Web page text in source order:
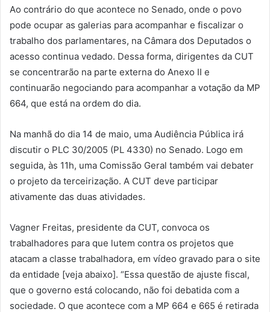
Ao contrário do que acontece no Senado, onde o povo
pode ocupar as galerias para acompanhar e fiscalizar o
trabalho dos parlamentares, na Câmara dos Deputados o
acesso continua vedado. Dessa forma, dirigentes da CUT
se concentrarão na parte externa do Anexo II e
continuarão negociando para acompanhar a votação da MP
664, que está na ordem do dia.
Na manhã do dia 14 de maio, uma Audiência Pública irá
discutir o PLC 30/2005 (PL 4330) no Senado. Logo em
seguida, às 11h, uma Comissão Geral também vai debater
o projeto da terceirização. A CUT deve participar
ativamente das duas atividades.
Vagner Freitas, presidente da CUT, convoca os
trabalhadores para que lutem contra os projetos que
atacam a classe trabalhadora, em vídeo gravado para o site
da entidade [veja abaixo]. “Essa questão de ajuste fiscal,
que o governo está colocando, não foi debatida com a
sociedade. O que acontece com a MP 664 e 665 é retirada